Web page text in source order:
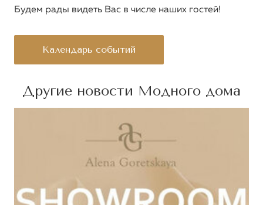
Будем рады видеть Вас в числе наших гостей!
Календарь событий
Другие новости Модного дома